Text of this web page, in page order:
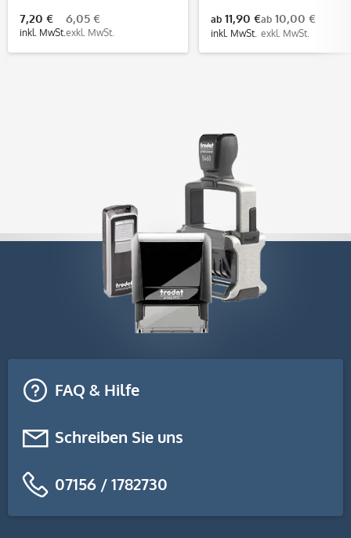
7,20 €
inkl. MwSt.
6,05 €
exkl. MwSt.
ab 11,90 €
inkl. MwSt.
ab 10,00 €
exkl. MwSt.
FAQ & Hilfe
Schreiben Sie uns
07156 / 1782730